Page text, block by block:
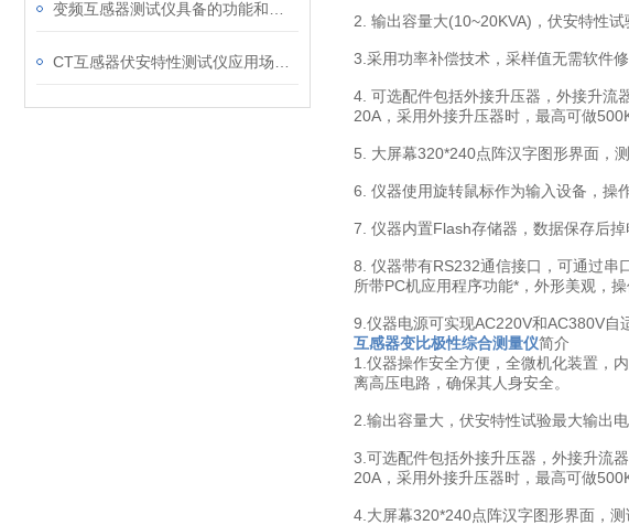
2. 输出容量大(10~20KVA)，伏安特性
3.采用功率补偿技术，采样值无需软件修
4. 可选配件包括外接升压器，外接升流
20A，采用外接升压器时，最高可做
5. 大屏幕320*240点阵汉字图形界面，
6. 仪器使用旋转鼠标作为输入设备，操
7. 仪器内置Flash存储器，数据保存后
8. 仪器带有RS232通信接口，可通过串
所带PC机应用程序功能*，外形美观，
9.仪器电源可实现AC220V和AC380V自
互感器变比极性综合测量仪简介
1.仪器操作安全方便，全微机化装置，
离高压电路，确保其人身安全。
2.输出容量大，伏安特性试验最大输出
3.可选配件包括外接升压器，外接升流
20A，采用外接升压器时，最高可做
4.大屏幕320*240点阵汉字图形界面，